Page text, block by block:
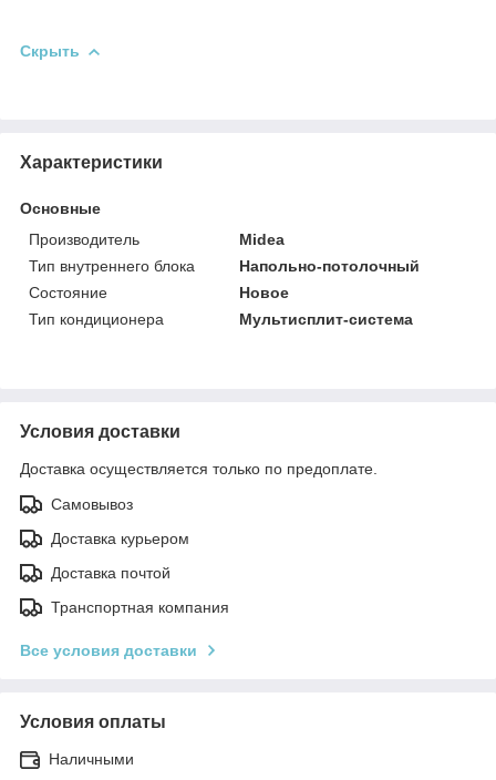
Скрыть
Характеристики
Основные
Производитель
Midea
Тип внутреннего блока
Напольно-потолочный
Состояние
Новое
Тип кондиционера
Мультисплит-система
Условия доставки
Доставка осуществляется только по предоплате.
Самовывоз
Доставка курьером
Доставка почтой
Транспортная компания
Все условия доставки
Условия оплаты
Наличными